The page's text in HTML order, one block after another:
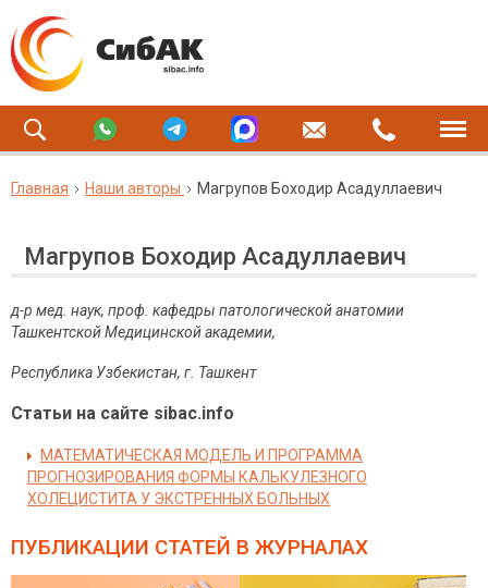
Главная Наши авторы Магрупов Боходир Асадуллаевич
Магрупов Боходир Асадуллаевич
д-р мед. наук, проф. кафедры патологической анатомии
Ташкентской Медицинской академии,
Республика Узбекистан, г. Ташкент
Статьи на сайте sibac.info
МАТЕМАТИЧЕСКАЯ МОДЕЛЬ И ПРОГРАММА
ПРОГНОЗИРОВАНИЯ ФОРМЫ КАЛЬКУЛЕЗНОГО
ХОЛЕЦИСТИТА У ЭКСТРЕННЫХ БОЛЬНЫХ
ПУБЛИКАЦИИ СТАТЕЙ В ЖУРНАЛАХ